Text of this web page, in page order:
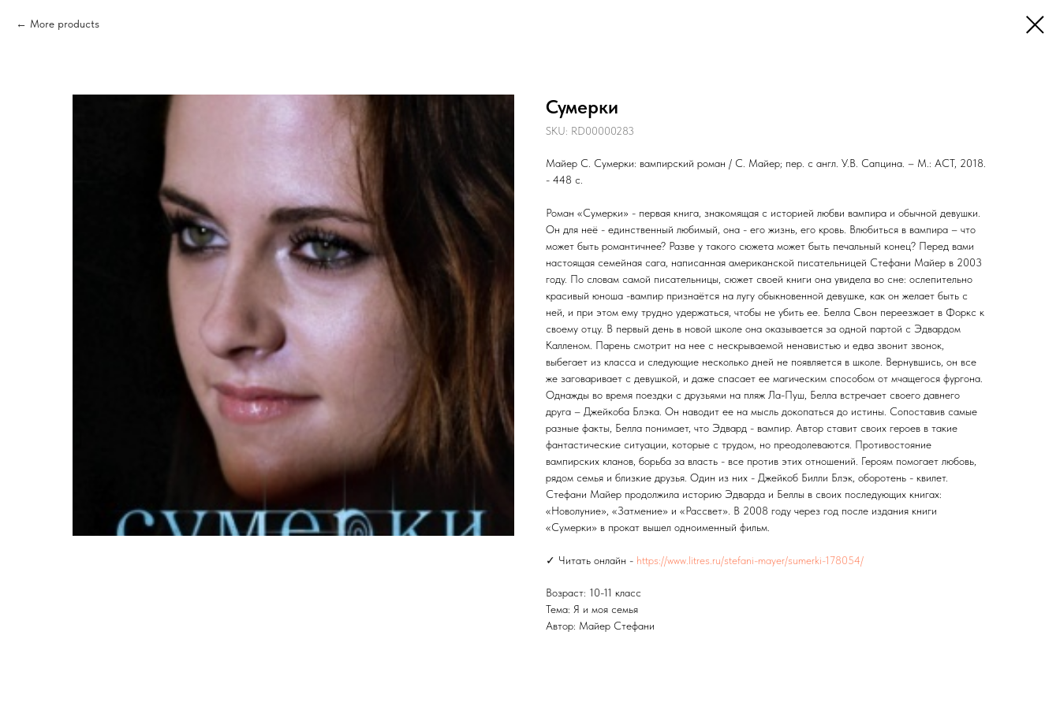
More products
Сумерки
SKU: RD00000283
Майер С. Сумерки: вампирский роман / С. Майер; пер. с англ. У.В. Сапцина. – М.: АСТ, 2018.
- 448 с.
Роман «Сумерки» - первая книга, знакомящая с историей любви вампира и обычной девушки.
Он для неё - единственный любимый, она - его жизнь, его кровь. Влюбиться в вампира – что
может быть романтичнее? Разве у такого сюжета может быть печальный конец? Перед вами
настоящая семейная сага, написанная американской писательницей Стефани Майер в 2003
году. По словам самой писательницы, сюжет своей книги она увидела во сне: ослепительно
красивый юноша -вампир признаётся на лугу обыкновенной девушке, как он желает быть с
ней, и при этом ему трудно удержаться, чтобы не убить ее. Белла Свон переезжает в Форкс к
своему отцу. В первый день в новой школе она оказывается за одной партой с Эдвардом
Калленом. Парень смотрит на нее с нескрываемой ненавистью и едва звонит звонок,
выбегает из класса и следующие несколько дней не появляется в школе. Вернувшись, он все
же заговаривает с девушкой, и даже спасает ее магическим способом от мчащегося фургона.
Однажды во время поездки с друзьями на пляж Ла-Пуш, Белла встречает своего давнего
друга – Джейкоба Блэка. Он наводит ее на мысль докопаться до истины. Сопоставив самые
разные факты, Белла понимает, что Эдвард - вампир. Автор ставит своих героев в такие
фантастические ситуации, которые с трудом, но преодолеваются. Противостояние
вампирских кланов, борьба за власть - все против этих отношений. Героям помогает любовь,
рядом семья и близкие друзья. Один из них - Джейкоб Билли Блэк, оборотень - квилет.
Стефани Майер продолжила историю Эдварда и Беллы в своих последующих книгах:
«Новолуние», «Затмение» и «Рассвет». В 2008 году через год после издания книги
«Сумерки» в прокат вышел одноименный фильм.
✓ Читать онлайн - https://www.litres.ru/stefani-mayer/sumerki-178054/
Возраст: 10-11 класс
Тема: Я и моя семья
Автор: Майер Стефани